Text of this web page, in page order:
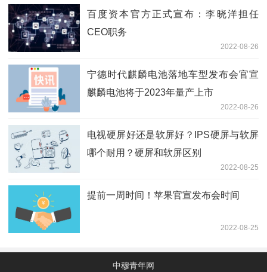
百度资本官方正式宣布：李晓洋担任
CEO职务
2022-08-26
宁德时代麒麟电池落地车型发布会官宣
麒麟电池将于2023年量产上市
2022-08-26
电视硬屏好还是软屏好？IPS硬屏与软屏
哪个耐用？硬屏和软屏区别
2022-08-25
提前一周时间！苹果官宣发布会时间
2022-08-25
中穆青年网